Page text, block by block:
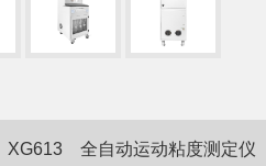
XG613 全自动运动粘度测定仪